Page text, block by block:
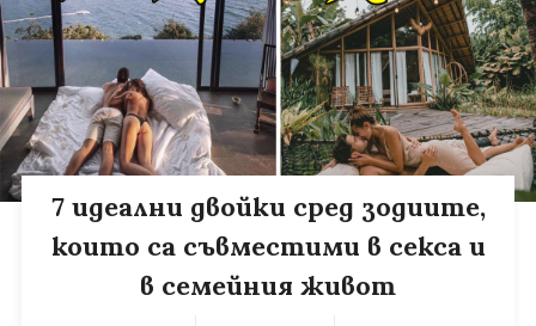
7 идеални двойки сред зодиите,
които са съвместими в секса и
в семейния живот